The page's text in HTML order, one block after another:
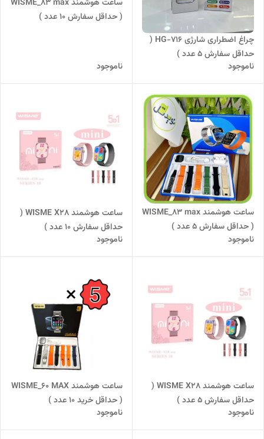
چراغ اضطراری شارژی HG-716 (
حداقل سفارش 5 عدد )
ناموجود
ساعت هوشمند WISME_83 max
( حداقل سفارش 10 عدد )
ناموجود
ساعت هوشمند WISME_83 max
( حداقل سفارش 5 عدد )
ناموجود
ساعت هوشمند WISME X28 (
حداقل سفارش 10 عدد )
ناموجود
ساعت هوشمند WISME X28 (
حداقل سفارش 5 عدد )
ناموجود
ساعت هوشمند WISME_60 MAX
( حداقل خرید 10 عدد )
ناموجود